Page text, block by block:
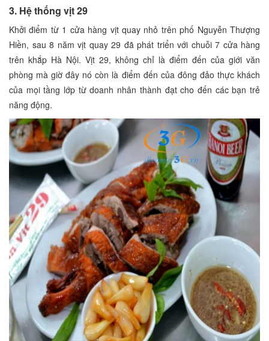
3. Hệ thống vịt 29
Khởi điểm từ 1 cửa hàng vịt quay nhỏ trên phố Nguyễn Thượng
Hiền, sau 8 năm vịt quay 29 đã phát triển với chuỗi 7 cửa hàng
trên khắp Hà Nội. Vịt 29, không chỉ là điểm đến của giới văn
phòng mà giờ đây nó còn là điểm đến của đông đảo thực khách
của mọi tầng lớp từ doanh nhân thành đạt cho đến các bạn trẻ
năng động.